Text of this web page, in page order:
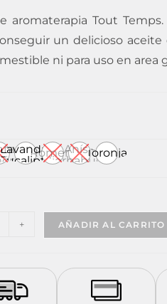
aromaterapia Tout
un delicioso aceite
ni para uso en area
Lavanda-RomeroAnís -
Hierbabuena
Toronja
+ AÑADIR AL CARRITO